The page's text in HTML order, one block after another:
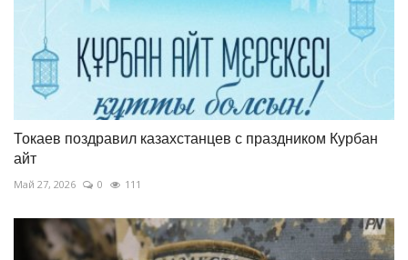
Токаев поздравил казахстанцев с праздником Курбан
айт
Май 27, 2026 0 111